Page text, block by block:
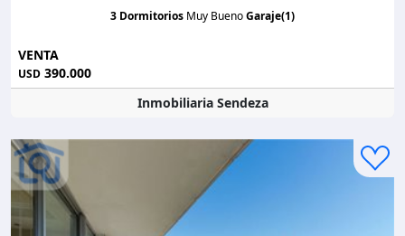
3 Dormitorios Muy BuenoGaraje(1)
VENTA
USD 390.000
Inmobiliaria Sendeza